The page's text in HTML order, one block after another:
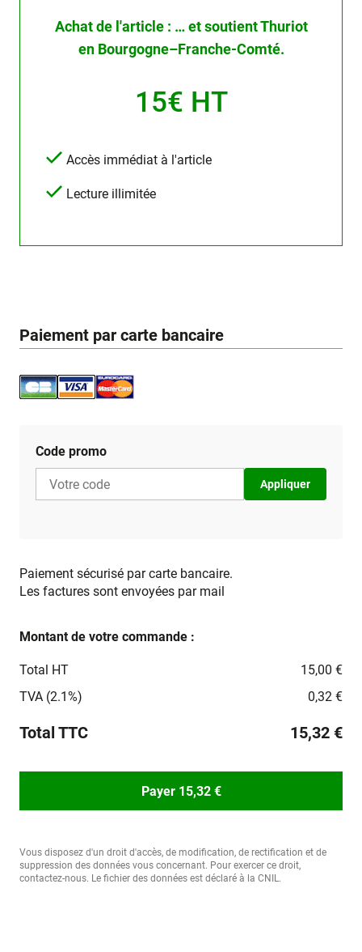
Achat de l'article : … et soutient Thuriot
en Bourgogne–Franche-Comté.
15€ HT
Accès immédiat à l'article
Lecture illimitée
Paiement par carte bancaire
Code promo
Appliquer
Paiement sécurisé par carte bancaire.
Les factures sont envoyées par mail
Montant de votre commande :
Total HT
15,00 €
TVA (2.1%)
0,32 €
Total TTC 15,32 €
Payer 15,32 €
Vous disposez d'un droit d'accès, de modification, de rectification et de
suppression des données vous concernant. Pour exercer ce droit,
contactez-nous. Le fichier des données est déclaré à la CNIL.